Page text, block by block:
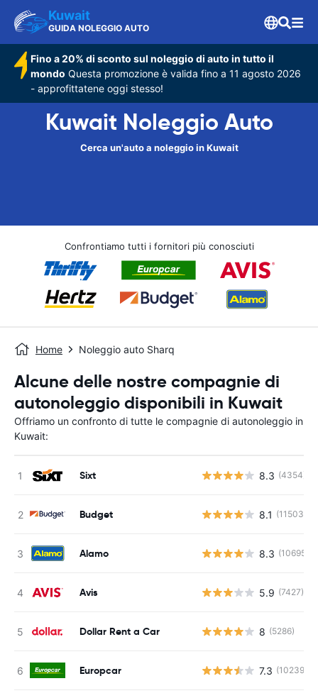
Kuwait
GUIDA NOLEGGIO AUTO
Fino a 20% di sconto sul noleggio di auto in tutto il
mondo Questa promozione è valida fino a 11 agosto 2026
- approfittatene oggi stesso!
Kuwait Noleggio Auto
Cerca un'auto a noleggio in Kuwait
Confrontiamo tutti i fornitori più conosciuti
Home Noleggio auto Sharq
Alcune delle nostre compagnie di
autonoleggio disponibili in Kuwait
Offriamo un confronto di tutte le compagnie di autonoleggio in
Kuwait:
Sixt 8.3 (4354)
Budget 8.1 (11503)
Alamo 8.3 (10695)
Avis 5.9 (7427)
Dollar Rent a Car 8 (5286)
Europcar 7.3 (10239)